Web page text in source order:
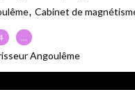
, Cabinet de
…
Angoulême